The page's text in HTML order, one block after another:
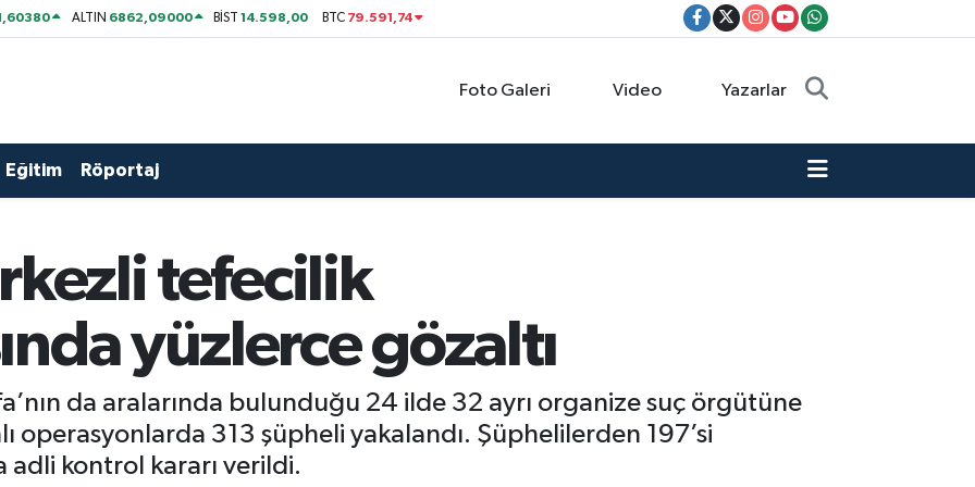
ALTIN 6862,09000 BİST14.598,00 BTC 79.591,74
Foto Galeri Video Yazarlar
Eğitim Röportaj
tefecilik
yüzlerce gözaltı
da aralarında bulunduğu 24 ilde 32 ayrı organize suç örgütüne
operasyonlarda 313 şüpheli yakalandı. Şüphelilerden 197’si
adli kontrol kararı verildi.